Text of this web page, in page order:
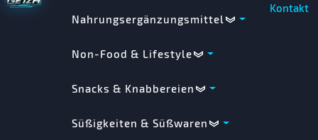
Nahrungsergänzungsmittel
Non-Food & Lifestyle
Snacks & Knabbereien
Süßigkeiten & Süßwaren
Kontakt